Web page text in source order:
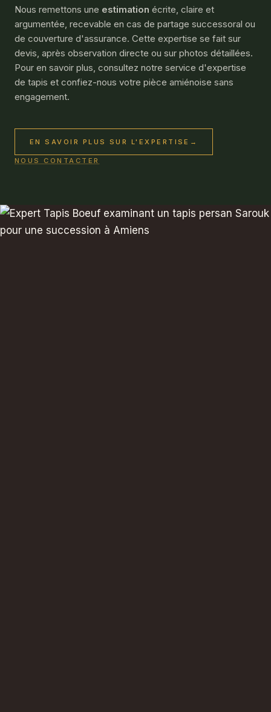
Nous remettons une estimation écrite, claire et
argumentée, recevable en cas de partage successoral ou
de couverture d'assurance. Cette expertise se fait sur
devis, après observation directe ou sur photos détaillées.
Pour en savoir plus, consultez notre service d'expertise
de tapis et confiez-nous votre pièce amiénoise sans
engagement.
EN SAVOIR PLUS SUR L'EXPERTISE →
NOUS CONTACTER